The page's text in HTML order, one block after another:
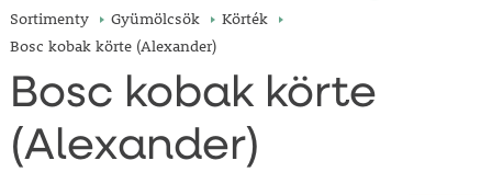
Sortimenty Gyümölcsök
Körték
Bosc kobak körte (Alexander)
Bosc kobak körte
(Alexander)